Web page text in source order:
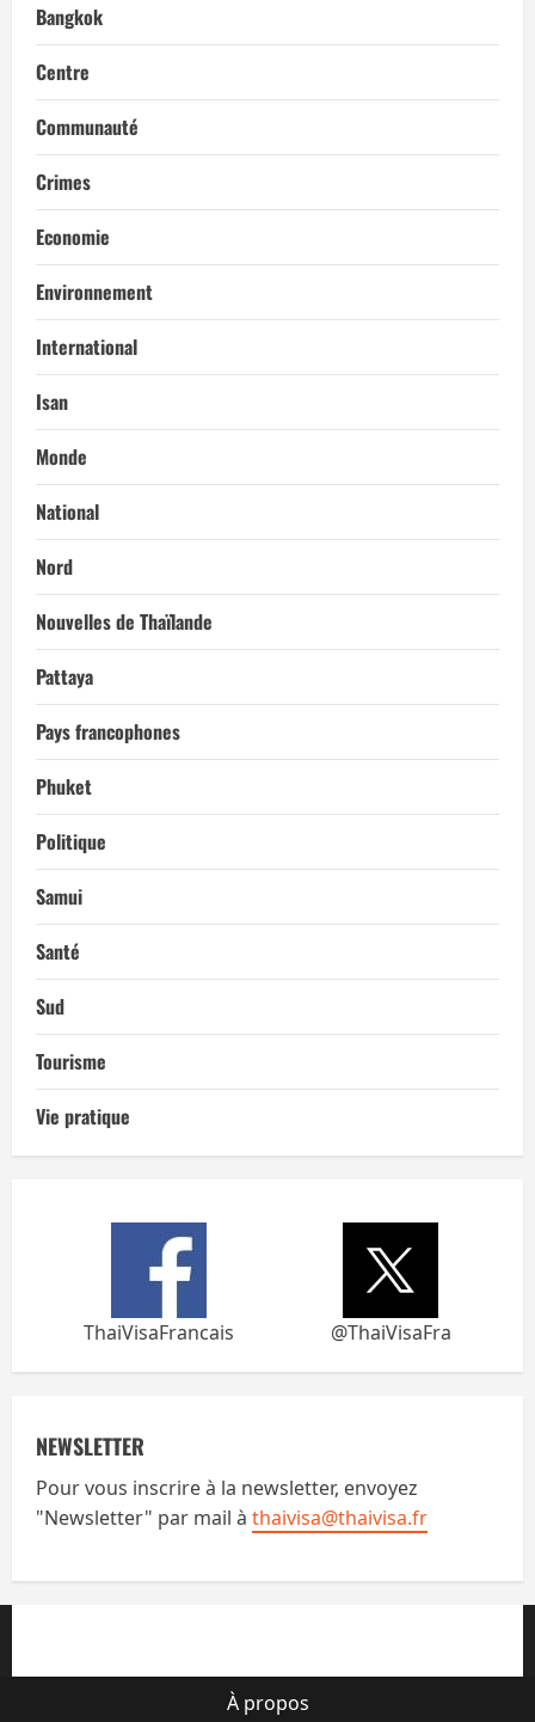
Bangkok
Centre
Communauté
Crimes
Economie
Environnement
International
Isan
Monde
National
Nord
Nouvelles de Thaïlande
Pattaya
Pays francophones
Phuket
Politique
Samui
Santé
Sud
Tourisme
Vie pratique
ThaiVisaFrancais @ThaiVisaFra
NEWSLETTER
Pour vous inscrire à la newsletter, envoyez
"Newsletter" par mail à thaivisa@thaivisa.fr
À propos